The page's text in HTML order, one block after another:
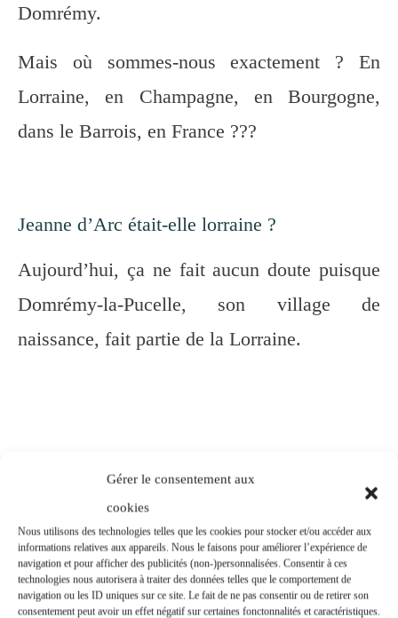
Gérer le consentement aux
cookies
Nous utilisons des technologies telles que les cookies pour stocker et/ou accéder aux
informations relatives aux appareils. Nous le faisons pour améliorer l’expérience de
navigation et pour afficher des publicités (non-)personnalisées. Consentir à ces
technologies nous autorisera à traiter des données telles que le comportement de
navigation ou les ID uniques sur ce site. Le fait de ne pas consentir ou de retirer son
consentement peut avoir un effet négatif sur certaines fonctonnalités et caractéristiques.
Domrémy.
Mais où sommes-nous exactement ? En
Lorraine, en Champagne, en Bourgogne,
dans le Barrois, en France ???
Jeanne d’Arc était-elle lorraine ?
Aujourd’hui, ça ne fait aucun doute puisque
Domrémy-la-Pucelle, son village de
naissance, fait partie de la Lorraine.